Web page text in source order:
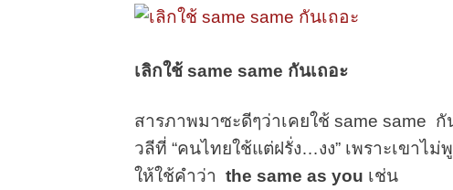
เลิกใช้ same same กันเถอะ
สารภาพมาซะดีๆว่าเคยใช้ same same
วลีที่ “คนไทยใช้แต่ฝรั่ง…งง” เพราะเขาไ
ให้ใช้คำว่า the same as you เช่น